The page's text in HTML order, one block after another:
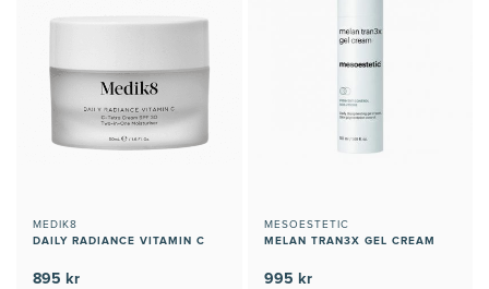
MEDIK8
DAILY RADIANCE VITAMIN C
895 kr
MESOESTETIC
MELAN TRAN3X GEL CREAM
995 kr